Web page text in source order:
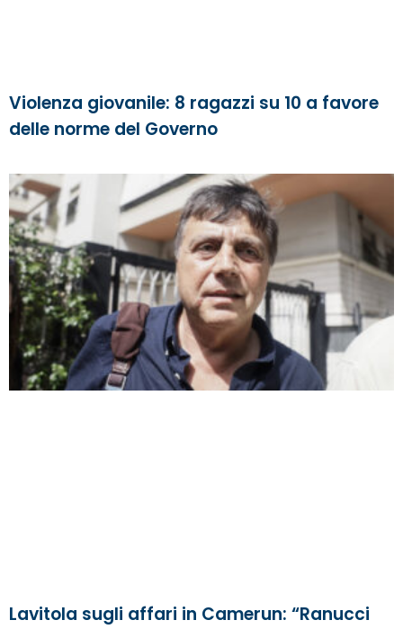
Violenza giovanile: 8 ragazzi su 10 a favore
delle norme del Governo
Lavitola sugli affari in Camerun: “Ranucci